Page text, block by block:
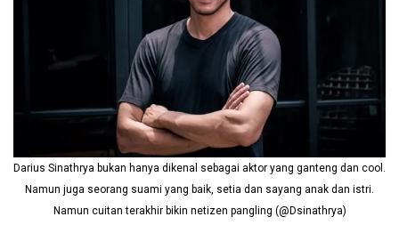
Darius Sinathrya bukan hanya dikenal sebagai aktor yang ganteng dan cool.
Namun juga seorang suami yang baik, setia dan sayang anak dan istri.
Namun cuitan terakhir bikin netizen pangling (@Dsinathrya)